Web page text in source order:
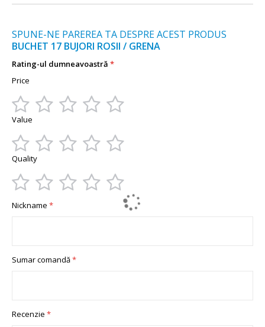
SPUNE-NE PAREREA TA DESPRE ACEST PRODUS
BUCHET 17 BUJORI ROSII / GRENA
Rating-ul dumneavoastră
Price
1
2
3
4
5
Value
1
2
3
4
5
Quality
star
stars
stars
stars
stars
Nickname
Sumar comandă
Recenzie